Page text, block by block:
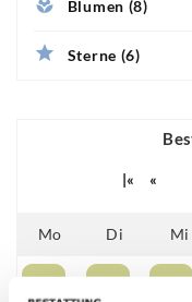
Blumen (8)
Sterne (6)
|« «
Mo Di Mi